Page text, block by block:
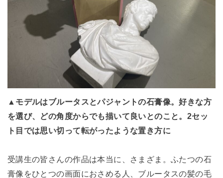
▲モデルはブルータスとパジャントの石膏像。好きな方
を選び、どの角度からでも描いて良いとのこと。2セッ
ト目では思い切って転がったような置き方に
受講生の皆さんの作品は本当に、さまざま。ふたつの石
膏像をひとつの画面におさめる人、ブルータスの髪の毛